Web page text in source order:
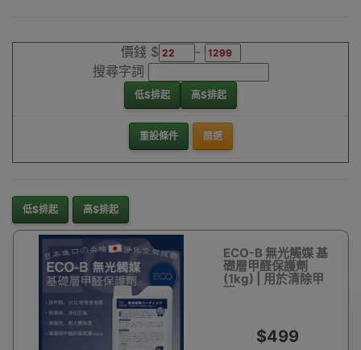
價錢 $
-
搜尋字詞
低$排起 高$排起
重設條件 篩選
低$排起 高$排起
ECO-B 無光觸媒 基
礎層甲醛保護劑
(1kg) | 用於清除甲
醛
$499